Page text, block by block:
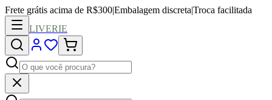
Frete grátis acima de R$300|Embalagem discreta|Troca facilitada
LIVERIE